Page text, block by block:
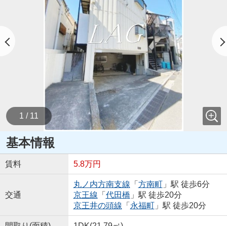
1 / 11
基本情報
賃料 5.8万円
交通
丸ノ内方南支線 「 方南町」駅 徒歩6分
京王線 「 代田橋 」駅 徒歩20分
京王井の頭線 「 永福町」駅 徒歩20分